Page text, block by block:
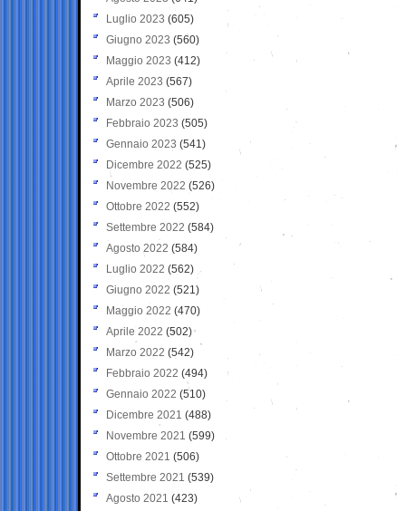
Luglio 2023 (605)
Giugno 2023 (560)
Maggio 2023 (412)
Aprile 2023 (567)
Marzo 2023 (506)
Febbraio 2023 (505)
Gennaio 2023 (541)
Dicembre 2022 (525)
Novembre 2022 (526)
Ottobre 2022 (552)
Settembre 2022 (584)
Agosto 2022 (584)
Luglio 2022 (562)
Giugno 2022 (521)
Maggio 2022 (470)
Aprile 2022 (502)
Marzo 2022 (542)
Febbraio 2022 (494)
Gennaio 2022 (510)
Dicembre 2021 (488)
Novembre 2021 (599)
Ottobre 2021 (506)
Settembre 2021 (539)
Agosto 2021 (423)